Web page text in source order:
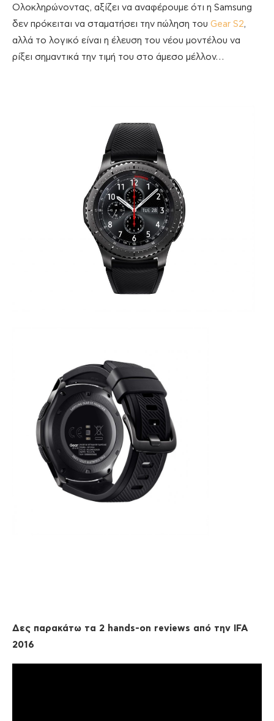
Ολοκληρώνοντας, αξίζει να αναφέρουμε ότι η Samsung
δεν πρόκειται να σταματήσει την πώληση του Gear S2,
αλλά το λογικό είναι η έλευση του νέου μοντέλου να
ρίξει σημαντικά την τιμή του στο άμεσο μέλλον…
Δες παρακάτω τα 2 hands-on reviews από την IFA
2016